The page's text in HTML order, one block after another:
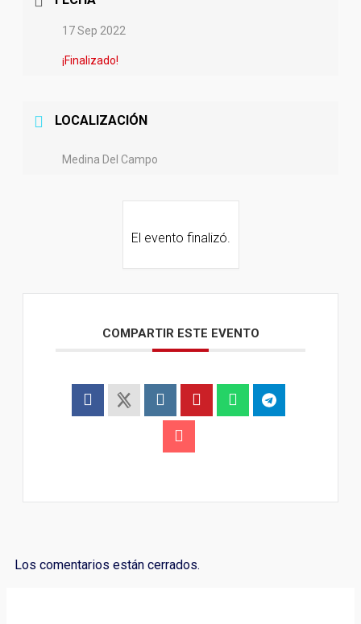
17 Sep 2022
¡Finalizado!
LOCALIZACIÓN
Medina Del Campo
El evento finalizó.
COMPARTIR ESTE EVENTO
Los comentarios están cerrados.